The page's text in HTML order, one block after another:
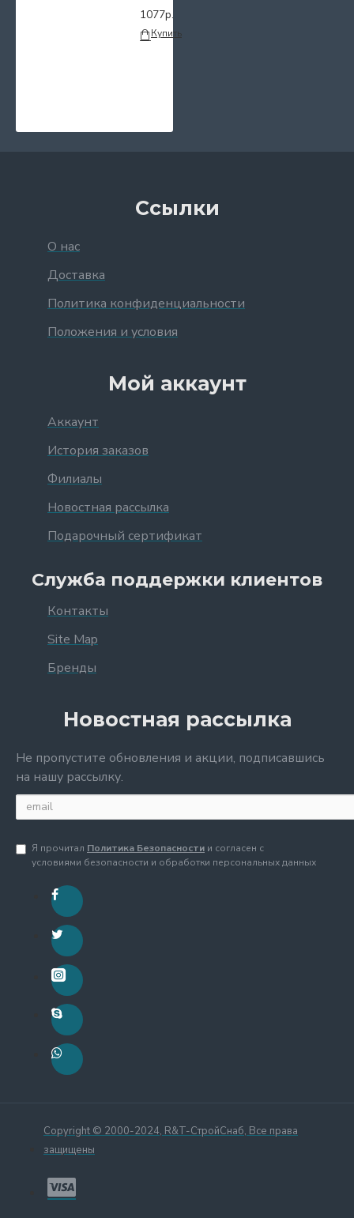
1077р.
Купить
Ссылки
О нас
Доставка
Политика конфиденциальности
Положения и условия
Мой аккаунт
Аккаунт
История заказов
Филиалы
Новостная рассылка
Подарочный сертификат
Служба поддержки клиентов
Контакты
Site Map
Бренды
Новостная рассылка
Не пропустите обновления и акции, подписавшись
на нашу рассылку.
Я прочитал Политика Безопасности и согласен с
условиями безопасности и обработки персональных данных
Copyright © 2000-2024, R&T-СтройСнаб, Все права
защищены